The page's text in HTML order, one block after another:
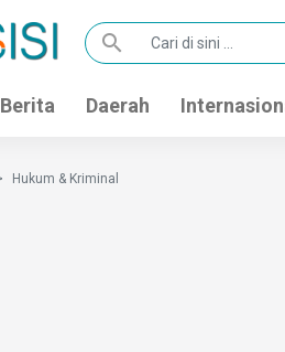
search
Berita Daerah
Hukum & Kriminal